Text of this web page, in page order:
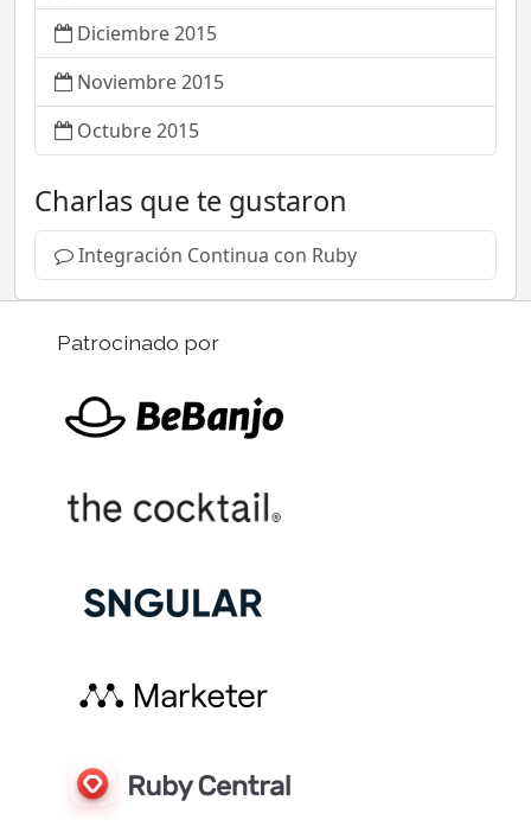
Diciembre 2015
Noviembre 2015
Octubre 2015
Charlas que te gustaron
Integración Continua con Ruby
Patrocinado por